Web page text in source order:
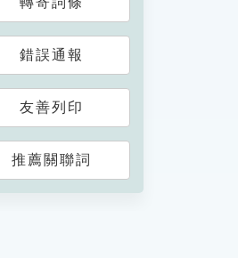
錯誤通報
友善列印
推薦關聯詞